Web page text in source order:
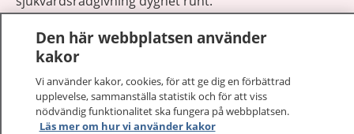
1177 ger dig råd när du vill må bättre.
1177 på flera språk
Den här webbplatsen använder
kakor
Vi använder kakor, cookies, för att ge dig en förbättrad
upplevelse, sammanställa statistik och för att viss
nödvändig funktionalitet ska fungera på webbplatsen.
Läs mer om hur vi använder kakor